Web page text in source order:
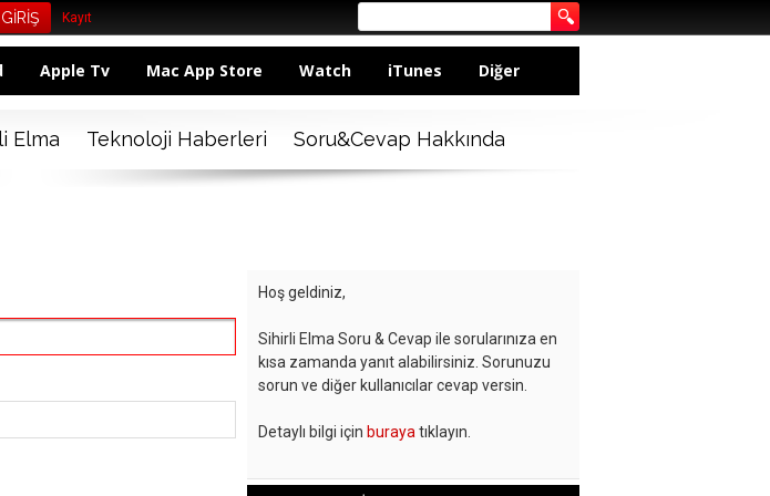
Kayıt
Apple Tv Mac App Store Watch iTunes Diğer
Elma Teknoloji Haberleri Soru&Cevap Hakkında
Hoş geldiniz,
Sihirli Elma Soru & Cevap ile sorularınıza en
kısa zamanda yanıt alabilirsiniz. Sorunuzu
sorun ve diğer kullanıcılar cevap versin.
Detaylı bilgi için buraya tıklayın.